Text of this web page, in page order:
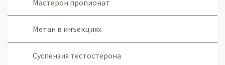
Мастерон пропионат
Метан в инъекциях
Суспензия тестостерона